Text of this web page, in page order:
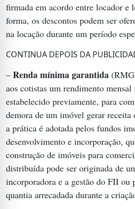
firmada em acordo entre locador e
forma, os descontos podem ser
na locação durante um período
CONTINUA DEPOIS DA
– Renda mínima garantida
aos cotistas um rendimento
estabelecido previamente, para
demora de um imóvel gerar receita
a prática é adotada pelos fundos
desenvolvimento e incorporação,
construção de imóveis para
distribuída pode ser originada de
incorporadora e a gestão do FII ou
quantia arrecadada durante a